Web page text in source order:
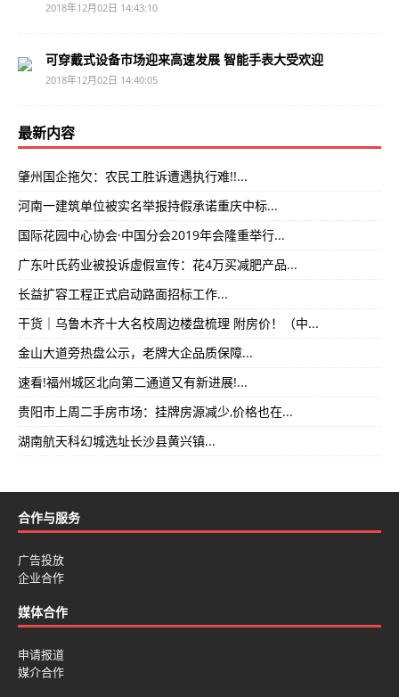
2018年12月02日 14:43:10
可穿戴式设备市场迎来高速发展 智能手表大受欢迎
2018年12月02日 14:40:05
最新内容
肇州国企拖欠：农民工胜诉遭遇执行难!!...
河南一建筑单位被实名举报持假承诺重庆中标...
国际花园中心协会·中国分会2019年会隆重举行...
广东叶氏药业被投诉虚假宣传：花4万买减肥产品...
长益扩容工程正式启动路面招标工作...
干货｜乌鲁木齐十大名校周边楼盘梳理 附房价！（中...
金山大道旁热盘公示，老牌大企品质保障...
速看!福州城区北向第二通道又有新进展!...
贵阳市上周二手房市场：挂牌房源减少,价格也在...
湖南航天科幻城选址长沙县黄兴镇...
合作与服务
广告投放
企业合作
媒体合作
申请报道
媒介合作